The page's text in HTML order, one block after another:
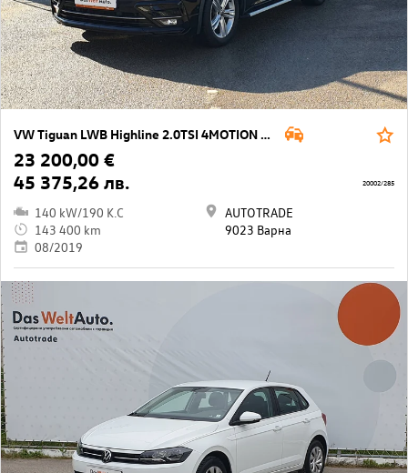
VW Tiguan LWB Highline 2.0TSI 4MOTION BMT
23 200,00 €
45 375,26 лв.
140 kW/190 K.C
143 400 km
08/2019
AUTOTRADE
9023 Варна
20002/285